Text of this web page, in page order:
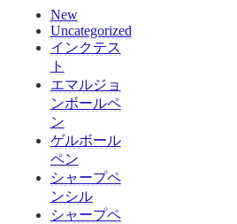
New
Uncategorized
インクテス
ト
エマルジョ
ンボールペ
ン
ゲルボール
ペン
シャープペ
ンシル
シャープペ